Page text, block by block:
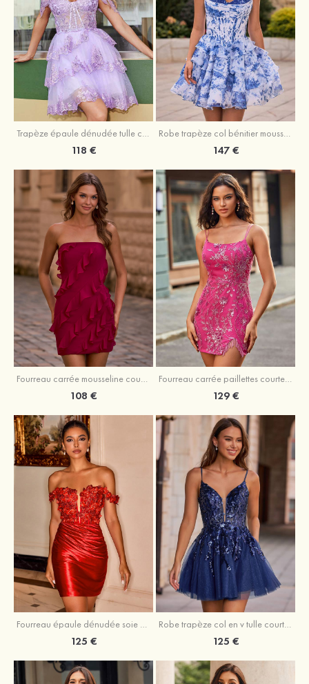
Trapèze épaule dénudée tulle courte/mini robe de fête de la rentrée avec paillettes
118 €
Robe trapèze col bénitier mousseline courte/mini robe de fête de la rentrée avec appliqué
147 €
Fourreau carrée mousseline courte/mini robe de fête de la rentré avec volants
108 €
Fourreau carrée paillettes courte/mini robe de fête de la rentrée
129 €
Fourreau épaule dénudée soie comme du satin courte/mini robe de fête de la rentrée
125 €
Robe trapèze col en v tulle courte/mini robe de fête de la rentrée avec poches paillettes
125 €